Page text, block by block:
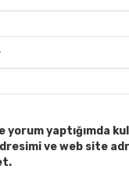
yorum yaptığımda
ve web site